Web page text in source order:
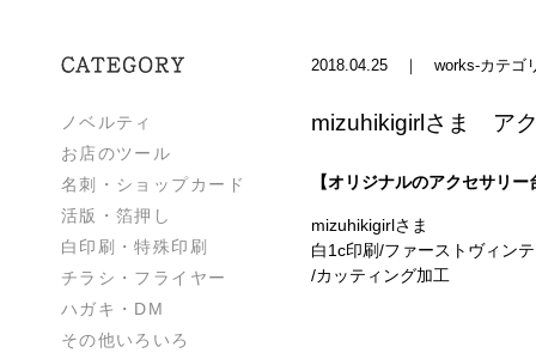
ノベルティ
お店のツール
名刺・ショップカード
活版・箔押し
白印刷・特殊印刷
チラシ・フライヤー
ハガキ・DM
その他いろいろ
2018.04.25 ｜ works-カテゴ
mizuhikigirlさま ア
【オリジナルのアクセサリ
mizuhikigirlさま
白1c印刷/ファーストヴィン
/カッティング加工